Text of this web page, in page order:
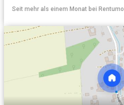
Seit mehr als einem Monat bei Rentumo